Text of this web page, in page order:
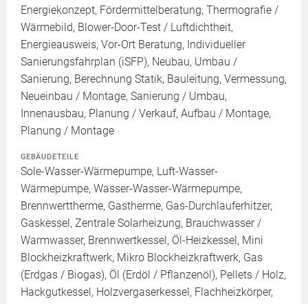
Energiekonzept, Fördermittelberatung, Thermografie /
Wärmebild, Blower-Door-Test / Luftdichtheit,
Energieausweis, Vor-Ort Beratung, Individueller
Sanierungsfahrplan (iSFP), Neubau, Umbau /
Sanierung, Berechnung Statik, Bauleitung, Vermessung,
Neueinbau / Montage, Sanierung / Umbau,
Innenausbau, Planung / Verkauf, Aufbau / Montage,
Planung / Montage
GEBÄUDETEILE
Sole-Wasser-Wärmepumpe, Luft-Wasser-
Wärmepumpe, Wasser-Wasser-Wärmepumpe,
Brennwerttherme, Gastherme, Gas-Durchlauferhitzer,
Gaskessel, Zentrale Solarheizung, Brauchwasser /
Warmwasser, Brennwertkessel, Öl-Heizkessel, Mini
Blockheizkraftwerk, Mikro Blockheizkraftwerk, Gas
(Erdgas / Biogas), Öl (Erdöl / Pflanzenöl), Pellets / Holz,
Hackgutkessel, Holzvergaserkessel, Flachheizkörper,